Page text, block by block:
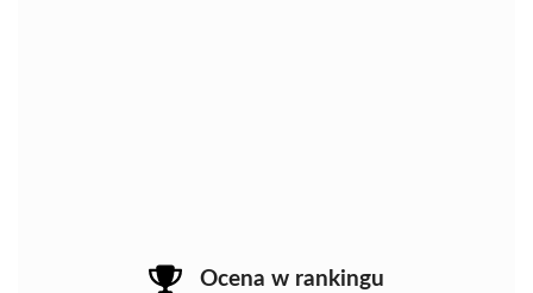
Ocena w rankingu